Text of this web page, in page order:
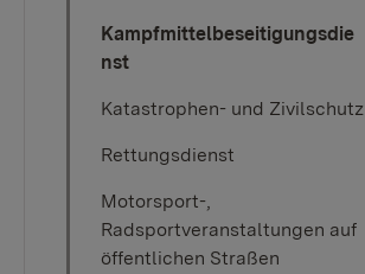
Kampfmittelbeseitigungsdie
nst
Katastrophen- und Zivilschutz
Rettungsdienst
Motorsport-,
Radsportveranstaltungen auf
öffentlichen Straßen